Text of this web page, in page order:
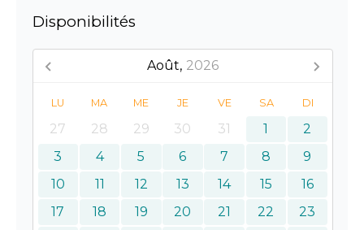
Disponibilités
Août, 2026
LU MA ME JE VE SA DI
27 28 29 30 31 1
2
3
4 5 6 7 8
9
10
11 12 13 14 15
16
17
18 19 20 21 22
23